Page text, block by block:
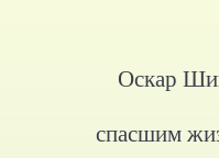
Оскар
спасшим